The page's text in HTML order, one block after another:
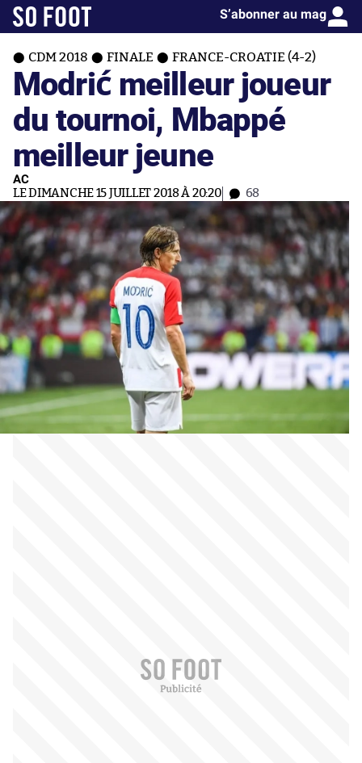
S’abonner au mag
CDM 2018 FINALE FRANCE-CROATIE (4-2)
Modrić meilleur joueur
du tournoi, Mbappé
meilleur jeune
AC
LE DIMANCHE 15 JUILLET 2018 À 20:20 68